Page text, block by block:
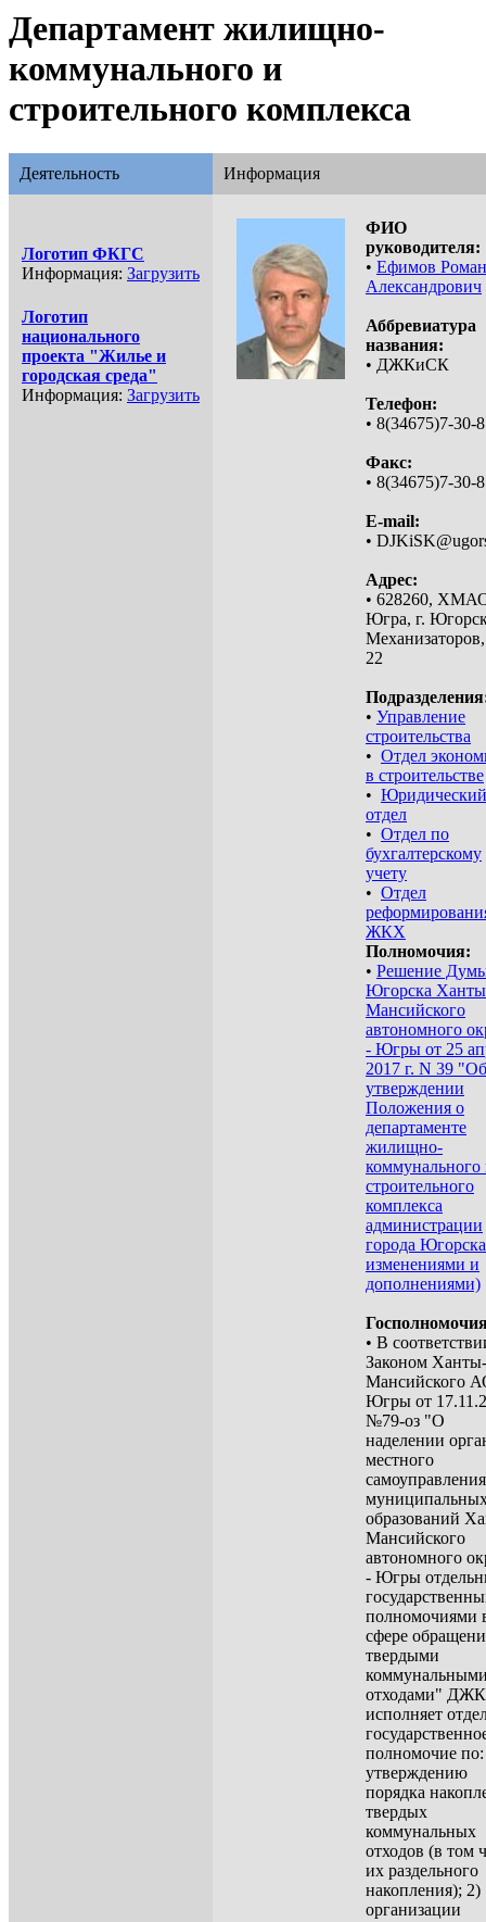
Департамент жилищно-
коммунального и
строительного комплекса
Деятельность Информация
Логотип ФКГС
Информация: Загрузить
Логотип
национального
проекта "Жилье и
городская среда"
Информация: Загрузить
ФИО
руководителя:
• Ефимов Роман
Александрович
Аббревиатура
названия:
• ДЖКиСК
Телефон:
• 8(34675)7-30-
Факс:
• 8(34675)7-30-
E-mail:
•
Адрес:
• 628260,
Югра, г.
22
• Управление
строительства
• Отдел
в строительстве
• Юридический
отдел
• Отдел по
бухгалтерскому
учету
• Отдел
ЖКХ
Полномочия:
• Решение
Югорска
Мансийского
автономного
- Югры от 25
2017 г. N 39 "Об
утверждении
Положения о
департаменте
жилищно-
коммунального
строительного
комплекса
администрации
города
изменениями и
дополнениями)
• В
Законом Ханты-
Мансийского
Югры от
№79-оз "О
наделении
местного
самоуправления
образований
Мансийского
автономного
- Югры
полномочиями
сфере
твердыми
отходами"
исполняет
полномочие
утверждению
порядка
твердых
коммунальных
отходов (в том
их раздельного
накопления); 2)
организации